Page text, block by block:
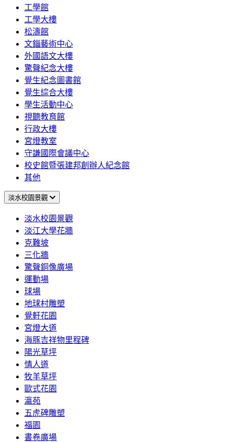
工學館
工學大樓
松濤館
文錙藝術中心
外國語文大樓
驚聲紀念大樓
覺生紀念圖書館
覺生綜合大樓
學生活動中心
視聽教育館
行政大樓
宮燈教室
守謙國際會議中心
校史館暨張建邦創辦人紀念館
其他
淡水校園景觀
淡水校園景觀
淡江大學花牆
克難坡
三化牆
驚聲銅像廣場
運動場
球場
地球村雕塑
覺軒花園
宮燈大道
海豚吉祥物里程碑
陽光草坪
情人道
牧羊草坪
歐式花園
瀛苑
五虎碑雕塑
福園
書卷廣場